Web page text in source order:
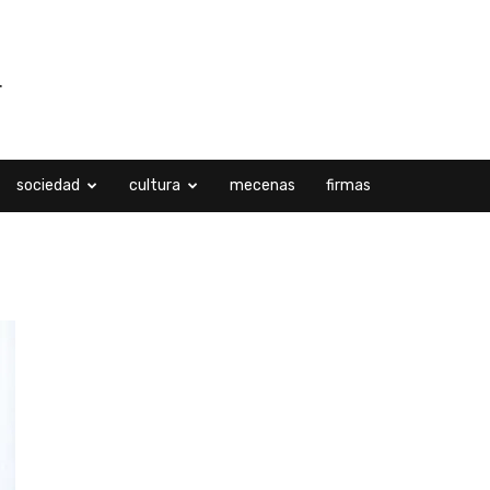
sociedad cultura mecenas firmas